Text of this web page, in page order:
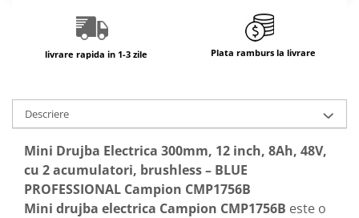
livrare rapida in 1-3 zile Plata ramburs la livrare
Descriere
Mini Drujba Electrica 300mm, 12 inch, 8Ah, 48V,
cu 2 acumulatori, brushless – BLUE
PROFESSIONAL Campion CMP1756B
Mini drujba electrica Campion CMP1756B este o